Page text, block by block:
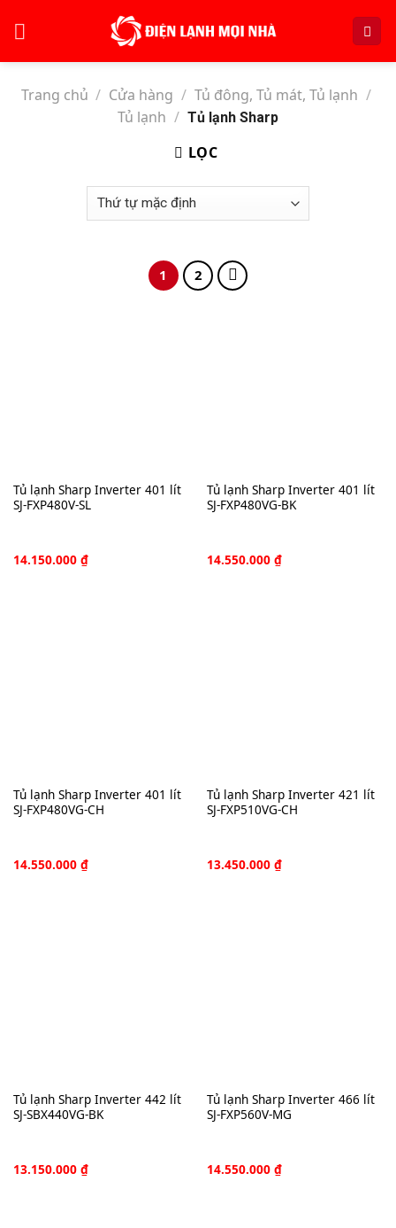
Trang chủ / Cửa hàng / Tủ đông, Tủ mát, Tủ lạnh /
Tủ lạnh / Tủ lạnh Sharp
LỌC
Tủ lạnh Sharp Inverter 401 lít
SJ-FXP480V-SL
14.150.000 ₫
Tủ lạnh Sharp Inverter 401 lít
SJ-FXP480VG-BK
14.550.000 ₫
Tủ lạnh Sharp Inverter 401 lít
SJ-FXP480VG-CH
14.550.000 ₫
Tủ lạnh Sharp Inverter 421 lít
SJ-FXP510VG-CH
13.450.000 ₫
Tủ lạnh Sharp Inverter 442 lít
SJ-SBX440VG-BK
13.150.000 ₫
Tủ lạnh Sharp Inverter 466 lít
SJ-FXP560V-MG
14.550.000 ₫
1 2